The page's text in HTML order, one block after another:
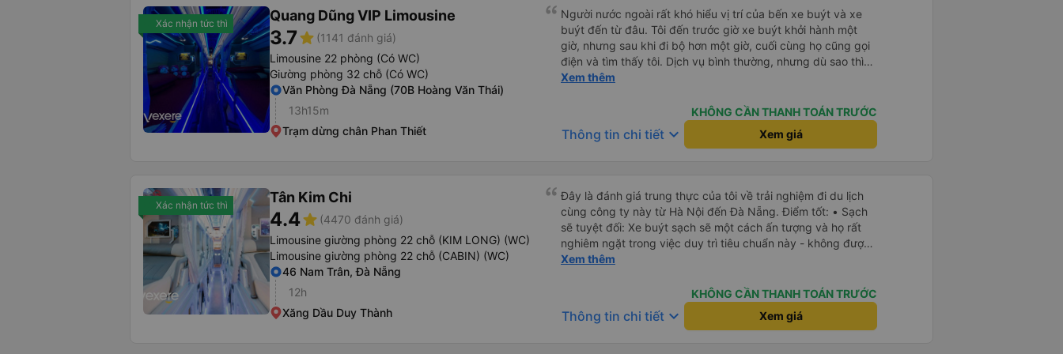
Xác nhận tức thì Quang Dũng VIP Limousine
3.7star (1141 đánh giá)
Limousine 22 phòng (Có WC)
Giường phòng 32 chỗ (Có WC)
Văn Phòng Đà Nẵng (70B Hoàng Văn Thái)
13h15m
Trạm dừng chân Phan Thiết
Người nước ngoài rất khó hiểu vị trí của bến xe buýt và xe
buýt đến từ đâu. Tôi đến trước giờ xe buýt khởi hành một
giờ, nhưng sau khi đi bộ hơn một giờ, cuối cùng họ cũng gọi
điện và tìm thấy tôi. Dịch vụ bình thường, nhưng dù sao thì
tôi ngủ ngon hơn ở khách sạn vì tôi rất thoải mái. Sẽ tuyệt
cho điểm tối đa. Cảm ơn bạn rất nhiều.
Xem thêm
KHÔNG CẦN THANH TOÁN TRƯỚC
Thông tin chi tiết keyboard_arrow_down Xem giá
Xác nhận tức thì Tân Kim Chi
4.4star (4470 đánh giá)
Limousine giường phòng 22 chỗ (KIM LONG) (WC)
Limousine giường phòng 22 chỗ (CABIN) (WC)
46 Nam Trân, Đà Nẵng
12h
Xăng Dầu Duy Thành
Đây là đánh giá trung thực của tôi về trải nghiệm đi du lịch
cùng công ty này từ Hà Nội đến Đà Nẵng. Điểm tốt: • Sạch
sẽ tuyệt đối: Xe buýt sạch sẽ một cách ấn tượng và họ rất
nghiêm ngặt trong việc duy trì tiêu chuẩn này - không được
phép ăn trên xe. Đây là lần đầu tiên tôi thấy sự chú trọng
xe buýt đều trông mới và sạch sẽ. • WiFi đáng tin cậy: WiFi
trên xe hoạt động hoàn hảo trong suốt chuyến đi. • Tùy chọn
sạc: Có sẵn cổng sạc USB và USB-C, đây cũng là lần đầu
Xem thêm
KHÔNG CẦN THANH TOÁN TRƯỚC
Thông tin chi tiết keyboard_arrow_down Xem giá